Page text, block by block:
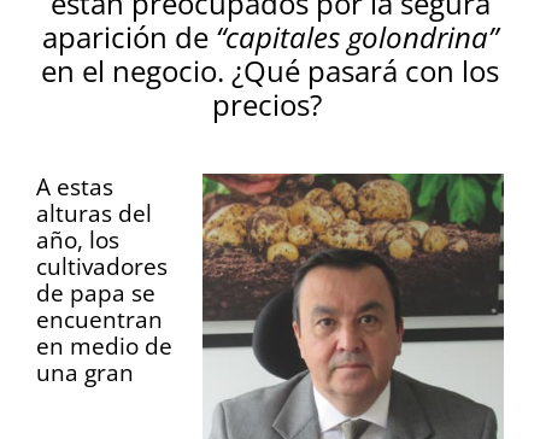
aparición de “capitales golondrina”
en el negocio. ¿Qué pasará con los
precios?
A estas
alturas del
año, los
cultivadores
de papa se
encuentran
en medio de
una gran